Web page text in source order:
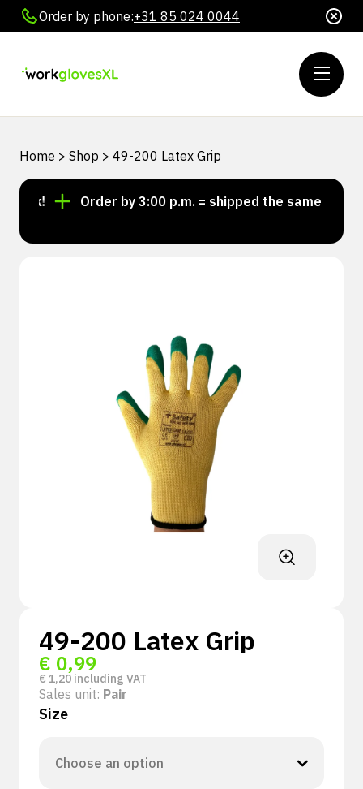
Order by phone:+31 85 024 0044
Home > Shop > 49-200 Latex Grip
Order by 3:00 p.m. = shipped the same day
49-200 Latex Grip
€ 0,99
€ 1,20 including VAT
Sales unit: Pair
Size